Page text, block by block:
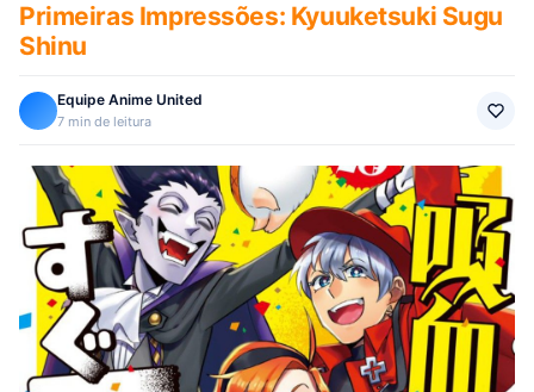
Primeiras Impressões: Kyuuketsuki Sugu
Shinu
Equipe Anime United
7 min de leitura